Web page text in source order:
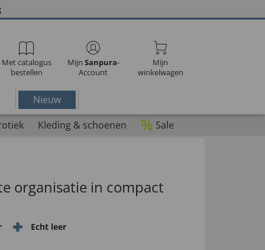
Met catalogus
bestellen
Mijn Sanpura-
Account
Mijn
winkelwagen
Nieuw
Kleding & schoenen % Sale
organisatie in compact
Echt leer